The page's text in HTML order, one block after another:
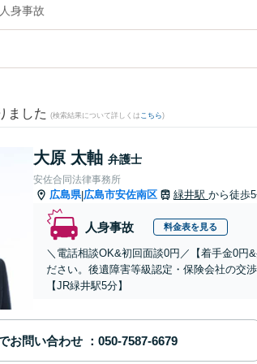
身事故
ました (検索結果について詳しくは こちら)
大原 太軸 弁護士
安佐合同法律事務所
広島県|広島市安佐南区 緑井駅 から徒歩
人身事故 料金表を見る
＼電話相談OK&初回面談0円／【着手金0円
ださい。後遺障害等級認定・保険会社の交
【JR緑井駅5分】
お問い合わせ